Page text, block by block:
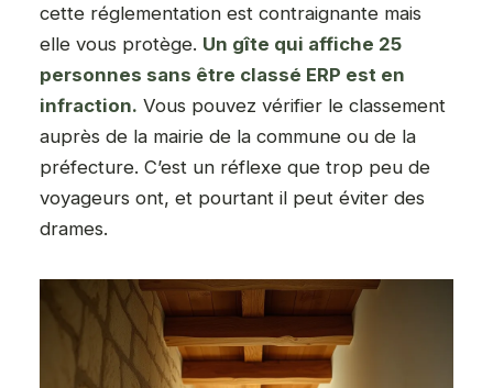
cette réglementation est contraignante mais
elle vous protège. Un gîte qui affiche 25
personnes sans être classé ERP est en
infraction. Vous pouvez vérifier le classement
auprès de la mairie de la commune ou de la
préfecture. C’est un réflexe que trop peu de
voyageurs ont, et pourtant il peut éviter des
drames.